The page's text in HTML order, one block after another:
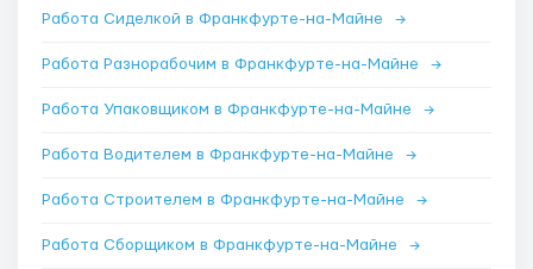
Работа Сиделкой в Франкфурте-на-Майне →
Работа Разнорабочим в Франкфурте-на-Майне →
Работа Упаковщиком в Франкфурте-на-Майне →
Работа Водителем в Франкфурте-на-Майне →
Работа Строителем в Франкфурте-на-Майне →
Работа Сборщиком в Франкфурте-на-Майне →